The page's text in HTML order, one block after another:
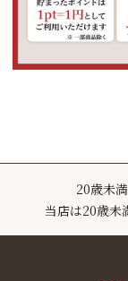
20歳未
当店は20歳未